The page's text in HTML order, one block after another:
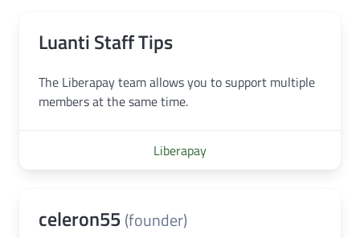
Luanti Staff Tips
The Liberapay team allows you to support multiple
members at the same time.
Liberapay
celeron55(founder)